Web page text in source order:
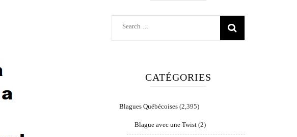
Search
CATÉGORIES
Blagues Québécoises(2,395)
Blague avec une Twist(2)